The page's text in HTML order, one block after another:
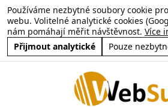
Používáme nezbytné soubory cookie
webu. Volitelné analytické cookies
nám pomáhají měřit návštěvnost. Více
Přijmout analytické
Pouze